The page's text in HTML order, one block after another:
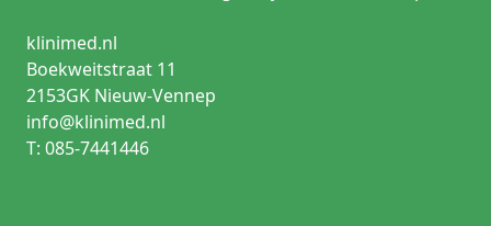
klinimed.nl
Boekweitstraat 11
2153GK Nieuw-Vennep
info@klinimed.nl
T: 085-7441446